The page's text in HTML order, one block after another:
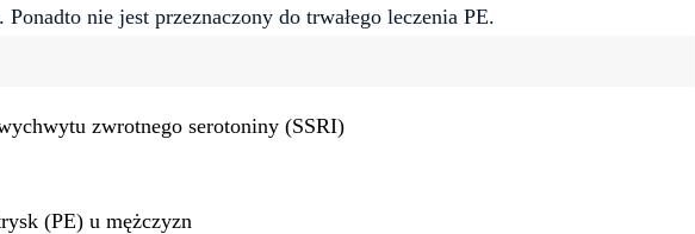
nie jest przeznaczony do trwałego leczenia PE.
zwrotnego serotoniny (SSRI)
(PE) u mężczyzn